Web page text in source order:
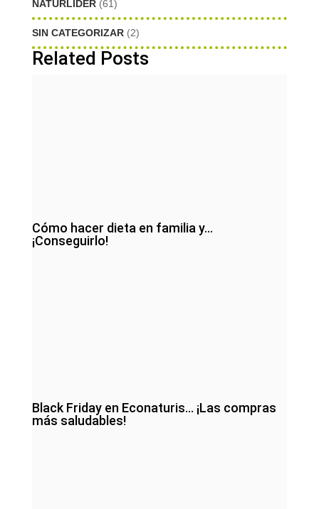
NATURLIDER (61)
SIN CATEGORIZAR (2)
Related Posts
Cómo hacer dieta en familia y…
¡Conseguirlo!
Black Friday en Econaturis… ¡Las compras
más saludables!